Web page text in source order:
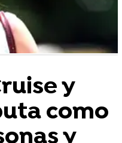
y
como
y